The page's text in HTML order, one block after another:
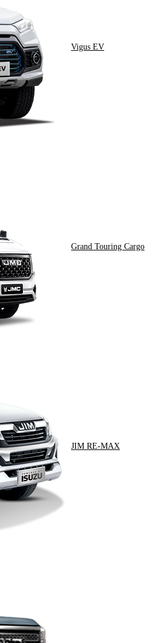
Vigus EV
Grand Touring Cargo
JIM RE-MAX